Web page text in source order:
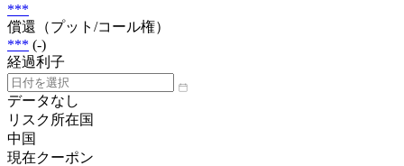
***
償還（プット/コール権）
*** (-)
経過利子
データなし
リスク所在国
中国
現在クーポン